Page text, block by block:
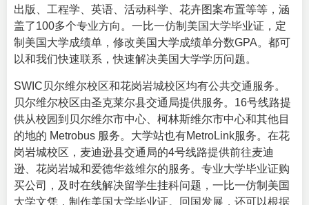
出版、工程学、英语、活动科学、花卉图案布置等等，涵
盖了100多个专业方向。一比一仿制美国大学毕业证，定
制美国大学成绩单，修改美国大学成绩单分数GPA。都可
以和我们快速联系，快速解决美国大学学历问题。
SWIC贝尔维尔校区和花岗岩城校区均有公共交通服务。
贝尔维尔校区由圣克莱尔县交通局提供服务。16号线路提
供从校园到贝尔维尔市中心、柯林斯维尔市中心和其他目
的地的 Metrobus 服务。大学站也有MetroLink服务。在花
岗岩城校区，麦迪逊县交通局的4号线路提供前往麦迪
逊、花岗岩城和爱德华兹维尔的服务。专业大学毕业证购
买公司，及时在线解决留学生挂科问题，一比一仿制美国
大学文凭，制作美国大学毕业证。回国发展，还可以根据